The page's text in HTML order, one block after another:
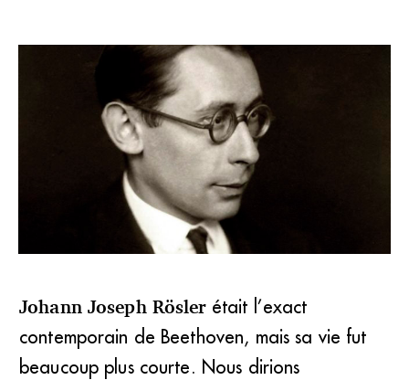
Dans la musique d’Eduard Franck, la tonalité reste
omniprésente avec un sens mélodique et une verve qui
évoquent parfois Poulenc. (DR)
Johann Joseph Röslerétait l’exact
contemporain de Beethoven, mais sa vie fut
beaucoup plus courte. Nous dirions